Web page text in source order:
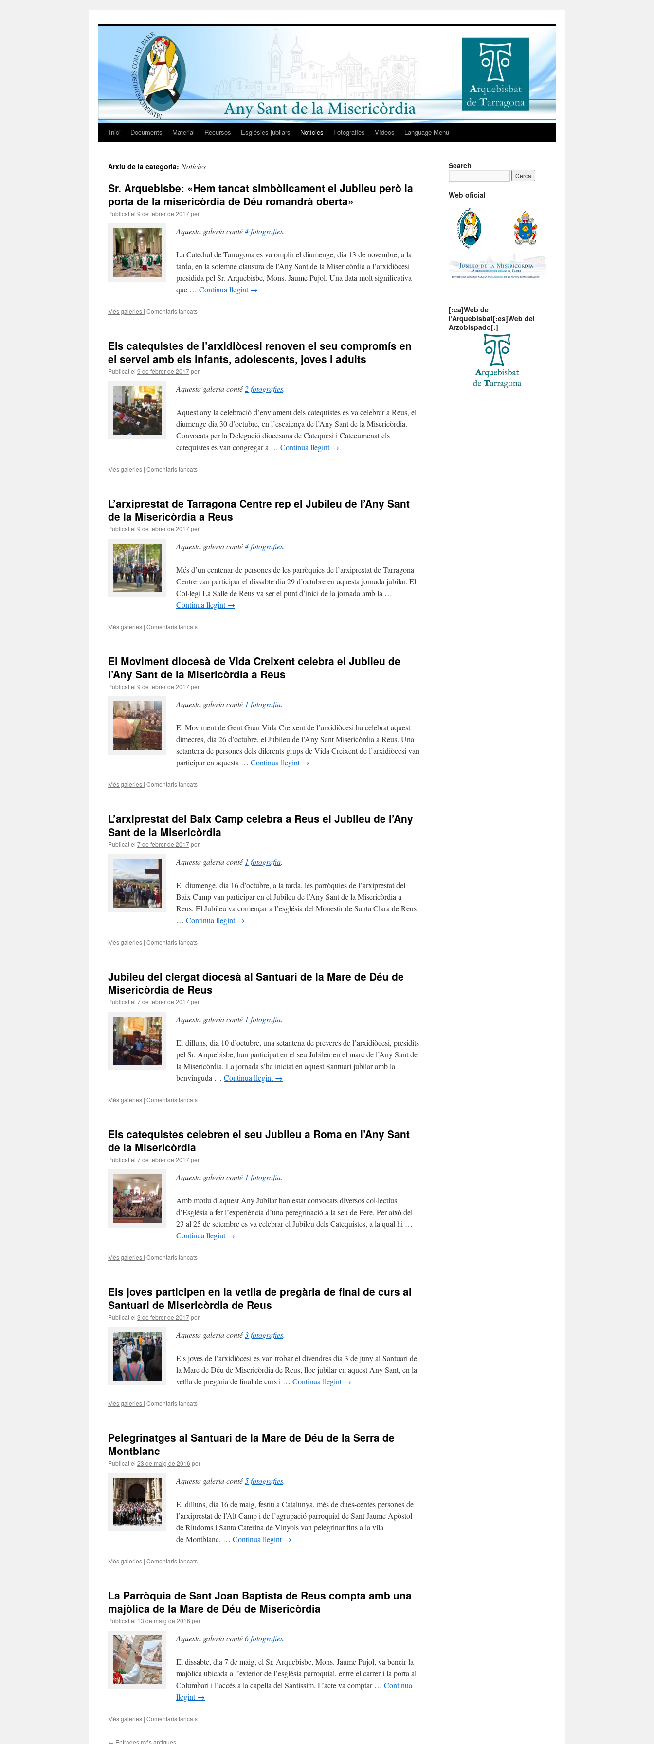
al
Inici Documents Material Recursos Esglésies jubilars Notícies Fotografies Vídeos Language Menu
Arxiu de la categoria: Notícies
Sr. Arquebisbe: «Hem tancat simbòlicament el Jubileu però la
porta de la misericòrdia de Déu romandrà oberta»
Publicat el 9 de febrer de 2017per
Aquesta galeria conté4 fotografies.
La Catedral de Tarragona es va omplir el diumenge, dia 13 de novembre, a la
tarda, en la solemne clausura de l’Any Sant de la Misericòrdia a l’arxidiòcesi
presidida pel Sr. Arquebisbe, Mons. Jaume Pujol. Una data molt significativa
que … Continua llegint→
Més galeries | Comentaris tancats
tancat
simbòlicament
el
Jubileu
la
la
misericòrdia
de
romandrà
Els catequistes de l’arxidiòcesi renoven el seu compromís en
el servei amb els infants, adolescents, joves i adults
Publicat el 9 de febrer de 2017per
Aquesta galeria conté 2 fotografies.
Aquest any la celebració d’enviament dels catequistes es va celebrar a Reus, el
diumenge dia 30 d’octubre, en l’escaiença de l’Any Sant de la Misericòrdia.
Convocats per la Delegació diocesana de Catequesi i Catecumenat els
catequistes es van congregar a … Continua llegint→
Més galeries | Comentaris tancats
l’arxidiòcesi
renoven
el
seu
en
amb
els
infants,
adolescents,
joves
L’arxiprestat de Tarragona Centre rep el Jubileu de l’Any Sant
de la Misericòrdia a Reus
Publicat el 9 de febrer de 2017per
Aquesta galeria conté4 fotografies.
Més d’un centenar de persones de les parròquies de l’arxiprestat de Tarragona
Centre van participar el dissabte dia 29 d’octubre en aquesta jornada jubilar. El
Col·legi La Salle de Reus va ser el punt d’inici de la jornada amb la …
Continua llegint→
Més galeries | Comentaris tancats
Centre
rep
el
Jubileu
l’Any
la
Misericòrdia
a
El Moviment diocesà de Vida Creixent celebra el Jubileu de
l’Any Sant de la Misericòrdia a Reus
Publicat el 9 de febrer de 2017per
Aquesta galeria conté 1 fotografia.
El Moviment de Gent Gran Vida Creixent de l’arxidiòcesi ha celebrat aquest
dimecres, dia 26 d’octubre, el Jubileu de l’Any Sant Misericòrdia a Reus. Una
setantena de persones dels diferents grups de Vida Creixent de l’arxidiòcesi van
participar en aquesta … Continua llegint→
Més galeries | Comentaris tancats
de
Vida
Creixent
celebra
Jubileu
Sant
de
la
a
L’arxiprestat del Baix Camp celebra a Reus el Jubileu de l’Any
Sant de la Misericòrdia
Publicat el 7 de febrer de 2017per
Aquesta galeria conté 1 fotografia.
El diumenge, dia 16 d’octubre, a la tarda, les parròquies de l’arxiprestat del
Baix Camp van participar en el Jubileu de l’Any Sant de la Misericòrdia a
Reus. El Jubileu va començar a l’església del Monestir de Santa Clara de Reus
… Continua llegint→
Més galeries | Comentaris tancats
Camp
a
Reus
Jubileu
Sant
de
la
Misericòrdia
Jubileu del clergat diocesà al Santuari de la Mare de Déu de
Misericòrdia de Reus
Publicat el 7 de febrer de 2017per
Aquesta galeria conté 1 fotografia.
El dilluns, dia 10 d’octubre, una setantena de preveres de l’arxidiòcesi, presidits
pel Sr. Arquebisbe, han participat en el seu Jubileu en el marc de l’Any Sant de
la Misericòrdia. La jornada s’ha iniciat en aquest Santuari jubilar amb la
benvinguda … Continua llegint→
Més galeries | Comentaris tancats
diocesà
de
Mare
de
Misericòrdia
de
Els catequistes celebren el seu Jubileu a Roma en l’Any Sant
de la Misericòrdia
Publicat el 7 de febrer de 2017per
Aquesta galeria conté 1 fotografia.
Amb motiu d’aquest Any Jubilar han estat convocats diversos col·lectius
d’Església a fer l’experiència d’una peregrinació a la seu de Pere. Per això del
23 al 25 de setembre es va celebrar el Jubileu dels Catequistes, a la qual hi …
Continua llegint→
Més galeries | Comentaris tancats
el
seu
Jubileu
a
en
Sant
de
la
Misericòrdia
Els joves participen en la vetlla de pregària de final de curs al
Santuari de Misericòrdia de Reus
Publicat el 3 de febrer de 2017per
Aquesta galeria conté3 fotografies.
Els joves de l’arxidiòcesi es van trobar el divendres dia 3 de juny al Santuari de
la Mare de Déu de Misericòrdia de Reus, lloc jubilar en aquest Any Sant, en la
vetlla de pregària de final de curs i … Continua llegint→
Més galeries | Comentaris tancats
en
de
de
curs
al
Santuari
de
Misericòrdia
Pelegrinatges al Santuari de la Mare de Déu de la Serra de
Montblanc
Publicat el 23 de maig de 2016 per
Aquesta galeria conté5 fotografies.
El dilluns, dia 16 de maig, festiu a Catalunya, més de dues-centes persones de
l’arxiprestat de l’Alt Camp i de l’agrupació parroquial de Sant Jaume Apòstol
de Riudoms i Santa Caterina de Vinyols van pelegrinar fins a la vila
de Montblanc. … Continua llegint→
Més galeries | Comentaris tancats
de
Mare
de
de
Serra
de
Montblanc
La Parròquia de Sant Joan Baptista de Reus compta amb una
majòlica de la Mare de Déu de Misericòrdia
Publicat el 13 de maig de 2016 per
Aquesta galeria conté6 fotografies.
El dissabte, dia 7 de maig, el Sr. Arquebisbe, Mons. Jaume Pujol, va beneir la
majòlica ubicada a l’exterior de l’església parroquial, entre el carrer i la porta al
Columbari i l’accés a la capella del Santíssim. L’acte va comptar … Continua
llegint→
Més galeries | Comentaris tancats
← Entrades més antigues
Search
Web oficial
[:ca]Web de
l’Arquebisbat[:es]Web del
Arzobispado[:]